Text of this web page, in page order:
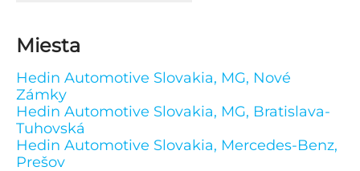
Miesta
Hedin Automotive Slovakia, MG, Nové
Zámky
Hedin Automotive Slovakia, MG, Bratislava-
Tuhovská
Hedin Automotive Slovakia, Mercedes-Benz,
Prešov